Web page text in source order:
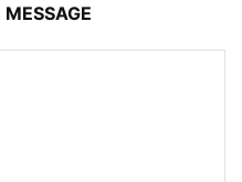
MESSAGE